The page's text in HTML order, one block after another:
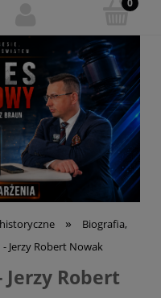
»
Biografia,
Jerzy Robert Nowak
Robert